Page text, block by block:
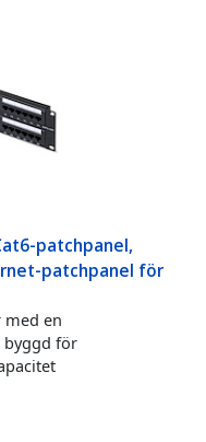
patchpanel,
patchpanel för
med en
byggd för